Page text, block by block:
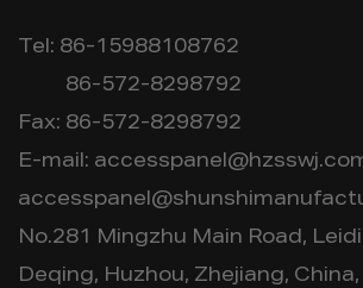
Tel: 86-15988108762
86-572-8298792
Fax: 86-572-8298792
E-mail:
No.281 Mingzhu Main Road,
Deqing, Huzhou, Zhejiang,